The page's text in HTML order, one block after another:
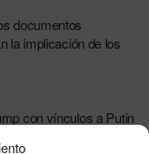
documentos
la implicación de los
con vínculos a Putin